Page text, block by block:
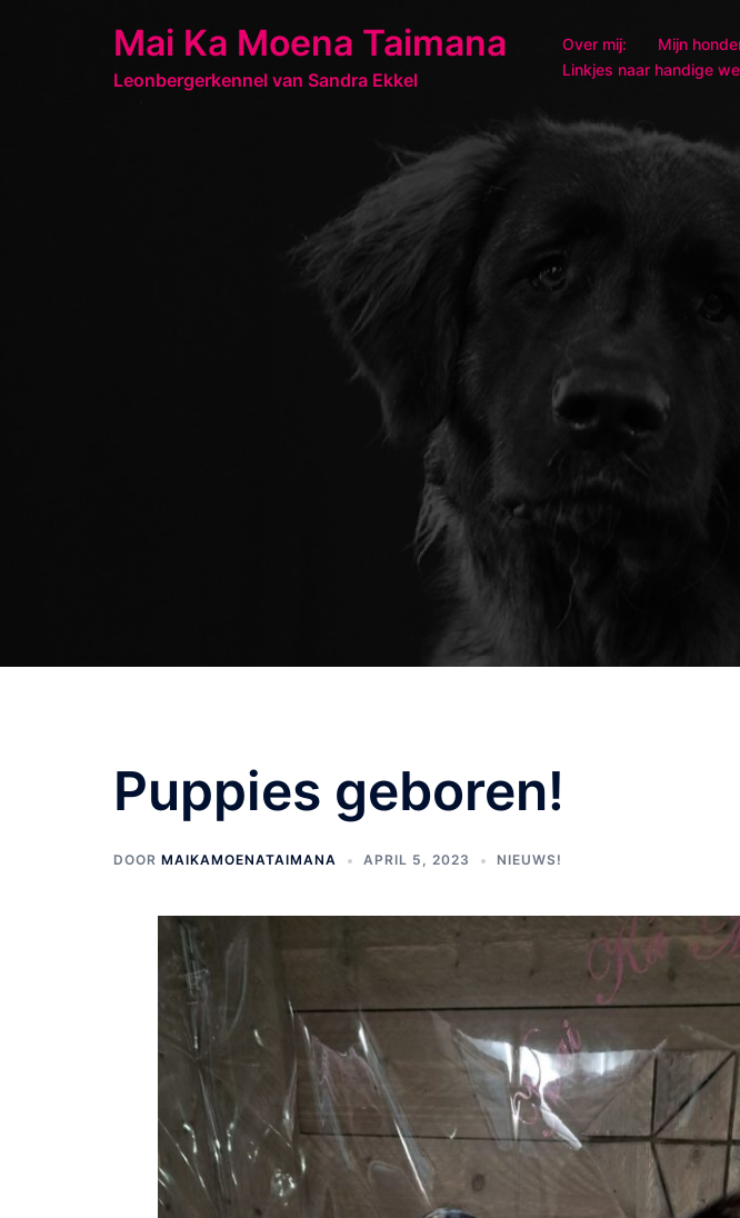
Mai Ka Moena Taimana
Leonbergerkennel van Sandra Ekkel
Over mij: Mijn
Linkjes naar handige
Puppies geboren!
DOOR MAIKAMOENATAIMANA APRIL 5, 2023 NIEUWS!